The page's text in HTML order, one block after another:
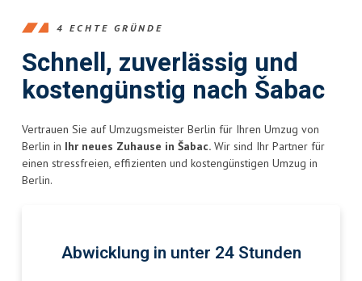
4 ECHTE GRÜNDE
Schnell, zuverlässig und
kostengünstig nach Šabac
Vertrauen Sie auf Umzugsmeister Berlin für Ihren Umzug von
Berlin in Ihr neues Zuhause in Šabac. Wir sind Ihr Partner für
einen stressfreien, effizienten und kostengünstigen Umzug in
Berlin.
Abwicklung in unter 24 Stunden